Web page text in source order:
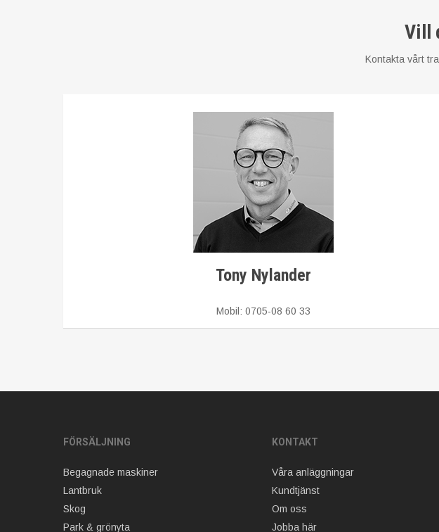
Vill
Kontakta vårt
Tony Nylander
Mobil: 0705-08 60 33
FÖRSÄLJNING
Begagnade maskiner
Lantbruk
Skog
Park & grönyta
KONTAKT
Våra anläggningar
Kundtjänst
Om oss
Jobba här